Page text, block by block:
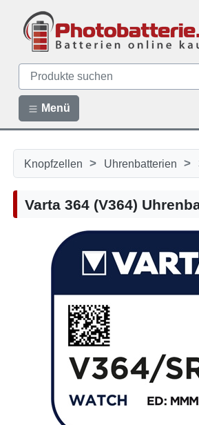
Menü
Knopfzellen > Uhrenbatterien >
Varta 364 (V364)